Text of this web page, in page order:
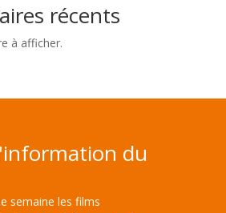
récents
à afficher.
du
semaine les films